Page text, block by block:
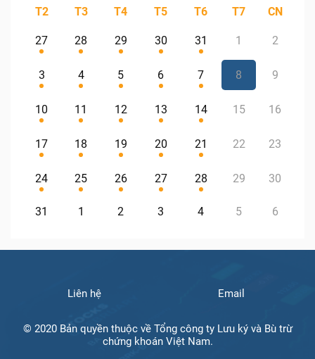
T2 T3 T4 T5 T6 T7 CN
27 28 29 30 31 1 2
3 4 5 6 7 8 9
10 11 12 13 14 15 16
17 18 19 20 21 22 23
24 25 26 27 28 29 30
31 1 2 3 4 5 6
Liên hệ Email
© 2020 Bản quyền thuộc về Tổng công ty Lưu ký và Bù trừ
chứng khoán Việt Nam.